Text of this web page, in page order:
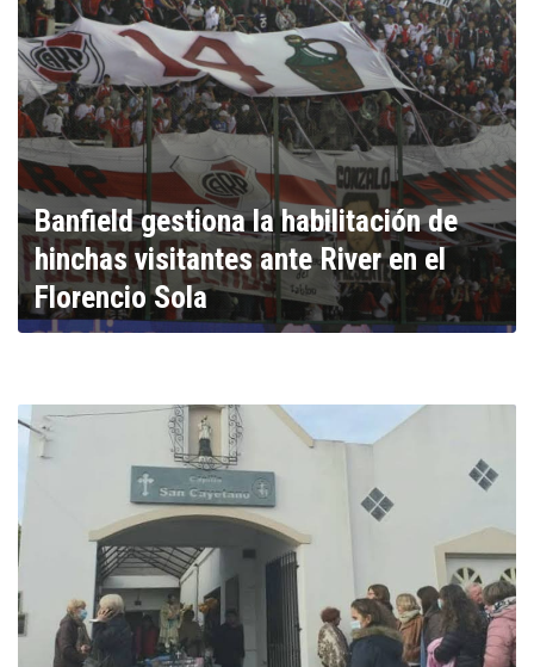
Banfield gestiona la habilitación de
hinchas visitantes ante River en el
Florencio Sola